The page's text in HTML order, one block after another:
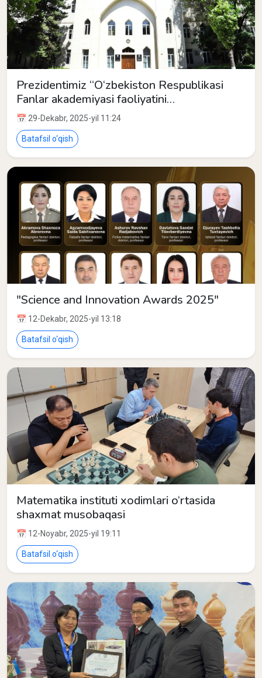
Prezidentimiz “O‘zbekiston Respublikasi
Fanlar akademiyasi faoliyatini
takomillashtirish chora-tadbirlari
to‘g‘risida”gi qarorni imzoladi.
📅 29-Dekabr, 2025-yil 11:24
Batafsil o‘qish
"Science and Innovation Awards 2025"
📅 12-Dekabr, 2025-yil 13:18
Batafsil o‘qish
Matematika instituti xodimlari o‘rtasida
shaxmat musobaqasi
📅 12-Noyabr, 2025-yil 19:11
Batafsil o‘qish